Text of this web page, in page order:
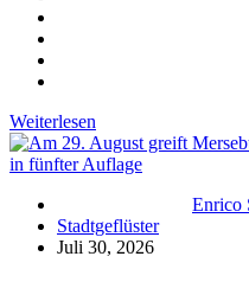
Weiterlesen
Enrico
Stadtgeflüster
Juli 30, 2026